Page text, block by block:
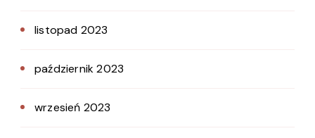
listopad 2023
październik 2023
wrzesień 2023